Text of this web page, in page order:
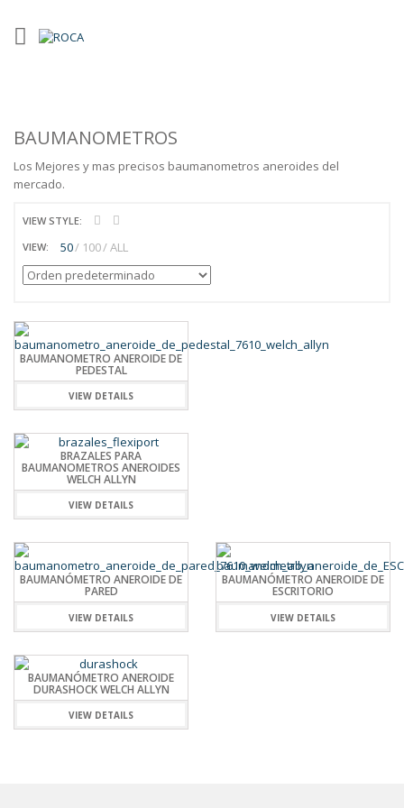
BAUMANOMETROS
Los Mejores y mas precisos baumanometros aneroides del
mercado.
VIEW STYLE:
VIEW:
50 100 ALL
BAUMANOMETRO ANEROIDE DE
PEDESTAL
VIEW DETAILS
BRAZALES PARA
BAUMANOMETROS ANEROIDES
WELCH ALLYN
VIEW DETAILS
BAUMANÓMETRO ANEROIDE DE
PARED
VIEW DETAILS
BAUMANÓMETRO ANEROIDE DE
ESCRITORIO
VIEW DETAILS
BAUMANÓMETRO ANEROIDE
DURASHOCK WELCH ALLYN
VIEW DETAILS